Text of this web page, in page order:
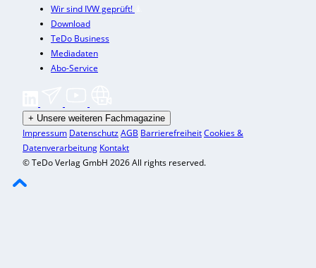
Wir sind IVW geprüft!
Download
TeDo Business
Mediadaten
Abo-Service
+ Unsere weiteren Fachmagazine
Impressum DatenschutzAGB BarrierefreiheitCookies &
Datenverarbeitung Kontakt
© TeDo Verlag GmbH 2026 All rights reserved.